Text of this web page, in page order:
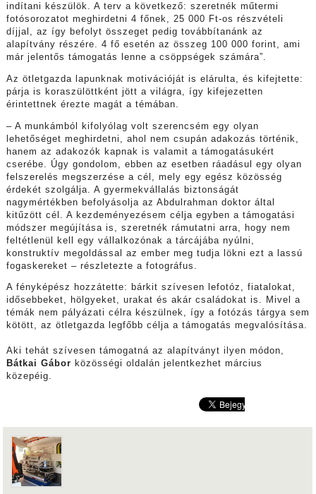
indítani készülök. A terv a következő: szeretnék műtermi
fotósorozatot meghirdetni 4 főnek, 25 000 Ft-os részvételi
díjjal, az így befolyt összeget pedig továbbítanánk az
alapítvány részére. 4 fő esetén az összeg 100 000 forint, ami
már jelentős támogatás lenne a csöppségek számára”.
Az ötletgazda lapunknak motivációját is elárulta, és kifejtette:
párja is koraszülöttként jött a világra, így kifejezetten
érintettnek érezte magát a témában.
– A munkámból kifolyólag volt szerencsém egy olyan
lehetőséget meghirdetni, ahol nem csupán adakozás történik,
hanem az adakozók kapnak is valamit a támogatásukért
cserébe. Úgy gondolom, ebben az esetben ráadásul egy olyan
felszerelés megszerzése a cél, mely egy egész közösség
érdekét szolgálja. A gyermekvállalás biztonságát
nagymértékben befolyásolja az Abdulrahman doktor által
kitűzött cél. A kezdeményezésem célja egyben a támogatási
módszer megújítása is, szeretnék rámutatni arra, hogy nem
feltétlenül kell egy vállalkozónak a tárcájába nyúlni,
konstruktív megoldással az ember meg tudja lökni ezt a lassú
fogaskereket – részletezte a fotográfus.
A fényképész hozzátette: bárkit szívesen lefotóz, fiatalokat,
idősebbeket, hölgyeket, urakat és akár családokat is. Mivel a
témák nem pályázati célra készülnek, így a fotózás tárgya sem
kötött, az ötletgazda legfőbb célja a támogatás megvalósítása.
Aki tehát szívesen támogatná az alapítványt ilyen módon,
Bátkai Gábor közösségi oldalán jelentkezhet március
közepéig.